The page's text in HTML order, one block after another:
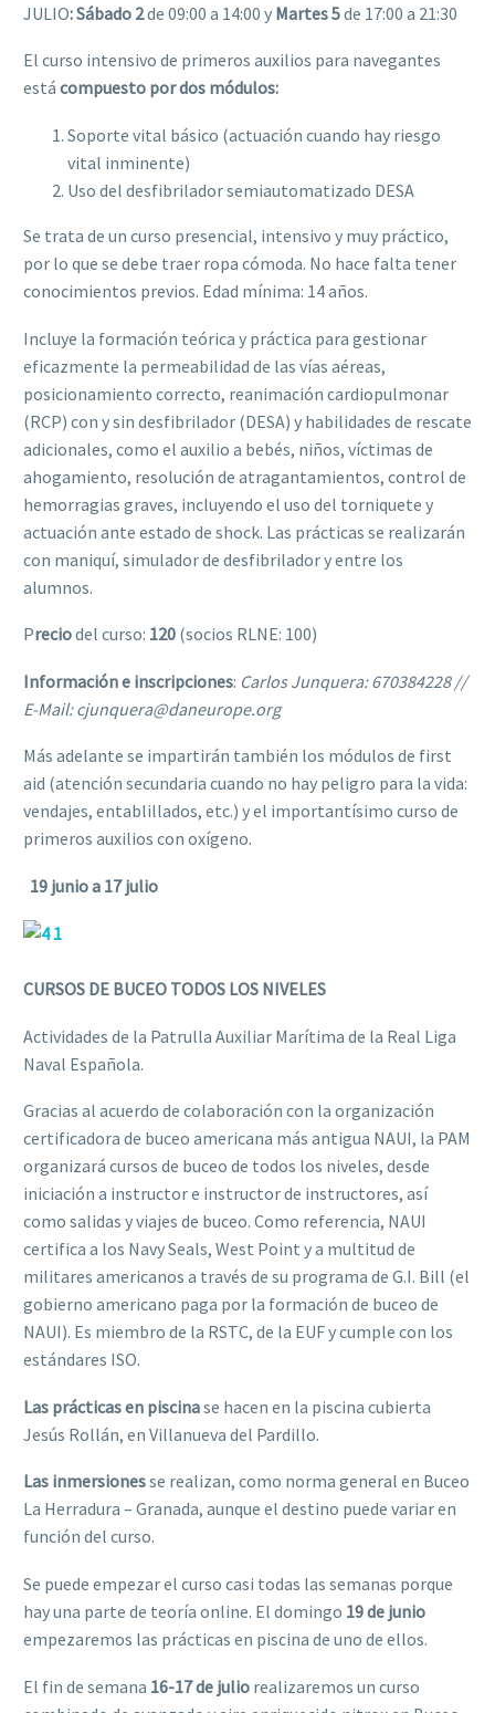
JULIO:Sábado 2de 09:00 a 14:00 y Martes 5de 17:00 a 21:30
El curso intensivo de primeros auxilios para navegantes
está compuesto por dos módulos:
Soporte vital básico (actuación cuando hay riesgo
vital inminente)
Uso del desfibrilador semiautomatizado DESA
Se trata de un curso presencial, intensivo y muy práctico,
por lo que se debe traer ropa cómoda. No hace falta tener
conocimientos previos. Edad mínima: 14 años.
Incluye la formación teórica y práctica para gestionar
eficazmente la permeabilidad de las vías aéreas,
posicionamiento correcto, reanimación cardiopulmonar
(RCP) con y sin desfibrilador (DESA) y habilidades de rescate
adicionales, como el auxilio a bebés, niños, víctimas de
ahogamiento, resolución de atragantamientos, control de
hemorragias graves, incluyendo el uso del torniquete y
actuación ante estado de shock. Las prácticas se realizarán
con maniquí, simulador de desfibrilador y entre los
alumnos.
Preciodel curso: 120 (socios RLNE: 100)
Información e inscripciones: Carlos Junquera: 670384228 //
E-Mail: cjunquera@daneurope.org
Más adelante se impartirán también los módulos de first
aid (atención secundaria cuando no hay peligro para la vida:
vendajes, entablillados, etc.) y el importantísimo curso de
primeros auxilios con oxígeno.
19 junio a 17 julio
CURSOS DE BUCEO TODOS LOS NIVELES
Actividades de la Patrulla Auxiliar Marítima de la Real Liga
Naval Española.
Gracias al acuerdo de colaboración con la organización
certificadora de buceo americana más antigua NAUI, la PAM
organizará cursos de buceo de todos los niveles, desde
iniciación a instructor e instructor de instructores, así
como salidas y viajes de buceo. Como referencia, NAUI
certifica a los Navy Seals, West Point y a multitud de
militares americanos a través de su programa de G.I. Bill (el
gobierno americano paga por la formación de buceo de
NAUI). Es miembro de la RSTC, de la EUF y cumple con los
estándares ISO.
Las prácticas en piscinase hacen en la piscina cubierta
Jesús Rollán, en Villanueva del Pardillo.
Las inmersionesse realizan, como norma general en Buceo
La Herradura – Granada, aunque el destino puede variar en
función del curso.
Se puede empezar el curso casi todas las semanas porque
hay una parte de teoría online. El domingo 19 de junio
empezaremos las prácticas en piscina de uno de ellos.
El fin de semana 16-17 de julio realizaremos un curso